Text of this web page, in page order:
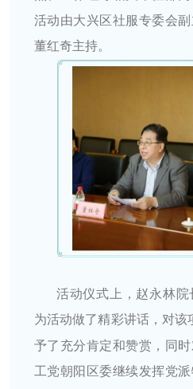
活动由大兴区社服专委会
董红奇主持。
活动仪式上，赵永林院
为活动做了精彩讲话，对该
予了充分肯定和赞赏，同
工党朝阳区委继续发挥党